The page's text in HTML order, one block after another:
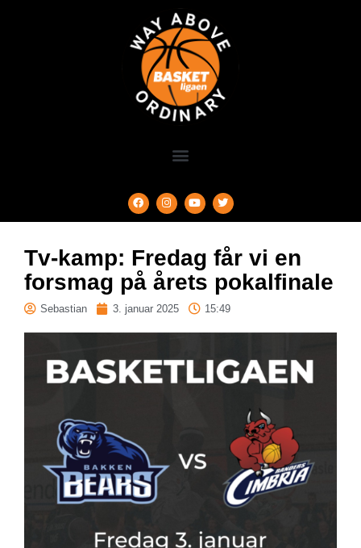
Tv-kamp: Fredag får vi en
forsmag på årets pokalfinale
Sebastian 3. januar 2025 15:49